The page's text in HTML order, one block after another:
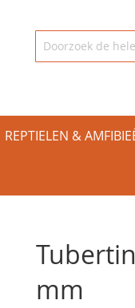
REPTIELEN &
mm